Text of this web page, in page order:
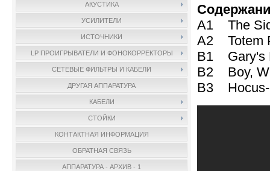
АКУСТИКА
УСИЛИТЕЛИ
ИСТОЧНИКИ
LP ПРОИГРЫВАТЕЛИ И ФОНОКОРРЕКТОРЫ
СЕТЕВЫЕ ФИЛЬТРЫ И КАБЕЛИ
ДРУГАЯ АППАРАТУРА
КАБЕЛИ
СТОЙКИ
КОНТАКТНАЯ ИНФОРМАЦИЯ
ОБРАТНАЯ СВЯЗЬ
АППАРАТУРА - АРХИВ - 1
A1 The
A2
B1
B2 Boy,
B3